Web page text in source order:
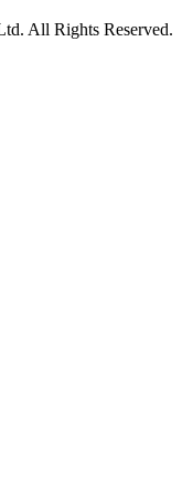
All Rights Reserved.